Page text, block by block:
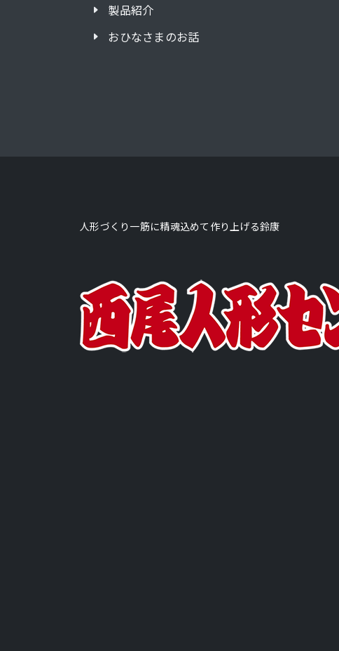
製品紹介
おひなさまのお話
人形づくり一筋に精魂込めて作り上げる鈴康